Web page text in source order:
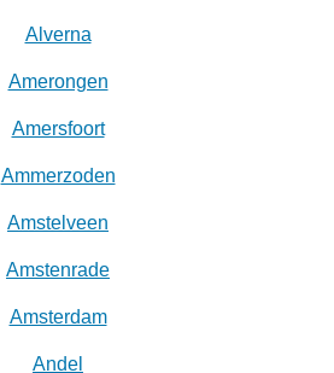
Alverna
Amerongen
Amersfoort
Ammerzoden
Amstelveen
Amstenrade
Amsterdam
Andel